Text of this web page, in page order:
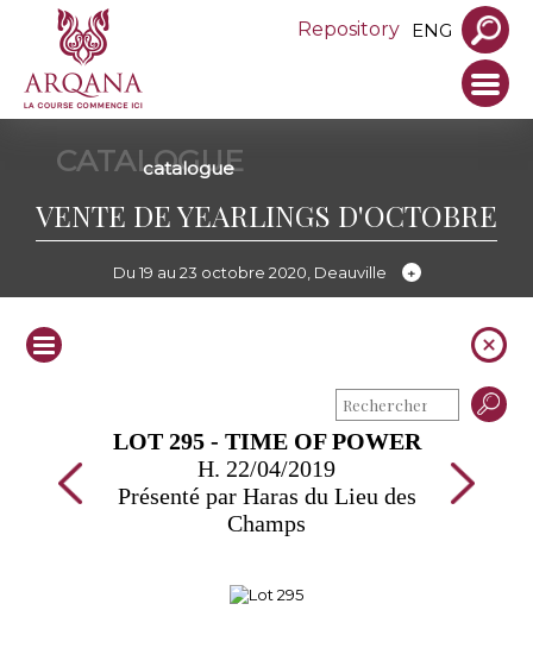
Repository ENG
CATALOGUE
catalogue
VENTE DE YEARLINGS D'OCTOBRE
Du 19 au 23 octobre 2020, Deauville
LOT 295 - TIME OF POWER
H. 22/04/2019
Présenté par Haras du Lieu des
Champs